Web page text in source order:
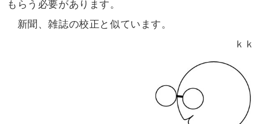
もらう必要があります。
新聞、雑誌の校正と似ています。
ｋｋ